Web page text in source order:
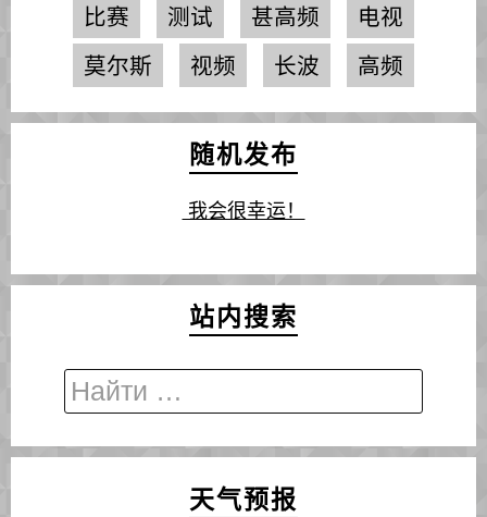
比赛
测试 甚高频
电视
莫尔斯
视频 长波 高频
随机发布
我会很幸运！
站内搜索
天气预报